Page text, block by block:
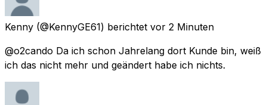
Kenny (@KennyGE61) berichtet vor 2 Minuten
@o2cando Da ich schon Jahrelang dort Kunde bin, weiß
ich das nicht mehr und geändert habe ich nichts.